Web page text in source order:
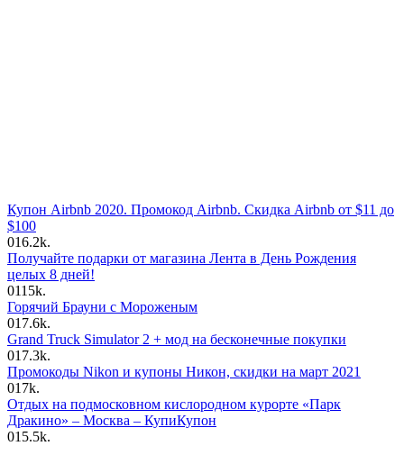
Купон Airbnb 2020. Промокод Airbnb. Скидка Airbnb от $11 до
$100
016.2k.
Получайте подарки от магазина Лента в День Рождения
целых 8 дней!
0115k.
Горячий Брауни с Мороженым
017.6k.
Grand Truck Simulator 2 + мод на бесконечные покупки
017.3k.
Промокоды Nikon и купоны Никон, скидки на март 2021
017k.
Отдых на подмосковном кислородном курорте «Парк
Дракино» – Москва – КупиКупон
015.5k.